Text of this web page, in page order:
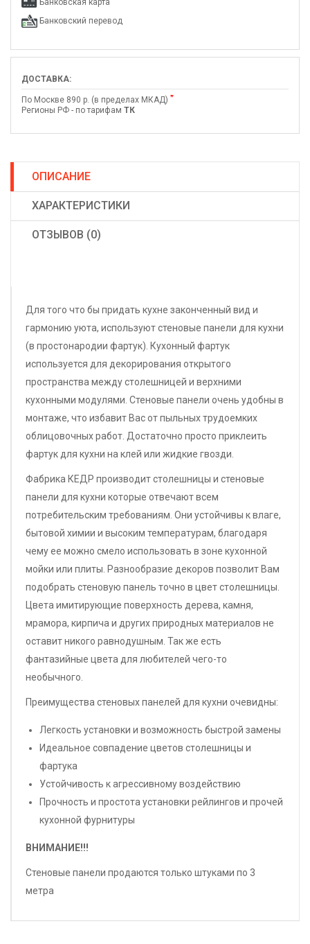
Банковский перевод
ДОСТАВКА:
По Москве 890 р. (в пределах МКАД) *
Регионы РФ - по тарифам ТК
ОПИСАНИЕ
ХАРАКТЕРИСТИКИ
ОТЗЫВОВ (0)
Для того что бы придать кухне законченный вид и
гармонию уюта, используют стеновые панели для кухни
(в простонародии фартук). Кухонный фартук
используется для декорирования открытого
пространства между столешницей и верхними
кухонными модулями. Стеновые панели очень удобны в
монтаже, что избавит Вас от пыльных трудоемких
облицовочных работ. Достаточно просто приклеить
фартук для кухни на клей или жидкие гвозди.
Фабрика КЕДР производит столешницы и стеновые
панели для кухни которые отвечают всем
потребительским требованиям. Они устойчивы к влаге,
бытовой химии и высоким температурам, благодаря
чему ее можно смело использовать в зоне кухонной
мойки или плиты. Разнообразие декоров позволит Вам
подобрать стеновую панель точно в цвет столешницы.
Цвета имитирующие поверхность дерева, камня,
мрамора, кирпича и других природных материалов не
оставит никого равнодушным. Так же есть
фантазийные цвета для любителей чего-то
необычного.
Преимущества стеновых панелей для кухни очевидны:
Легкость установки и возможность быстрой замены
Идеальное совпадение цветов столешницы и
фартука
Устойчивость к агрессивному воздействию
Прочность и простота установки рейлингов и прочей
кухонной фурнитуры
ВНИМАНИЕ!!!
Стеновые панели продаются только штуками по 3
метра